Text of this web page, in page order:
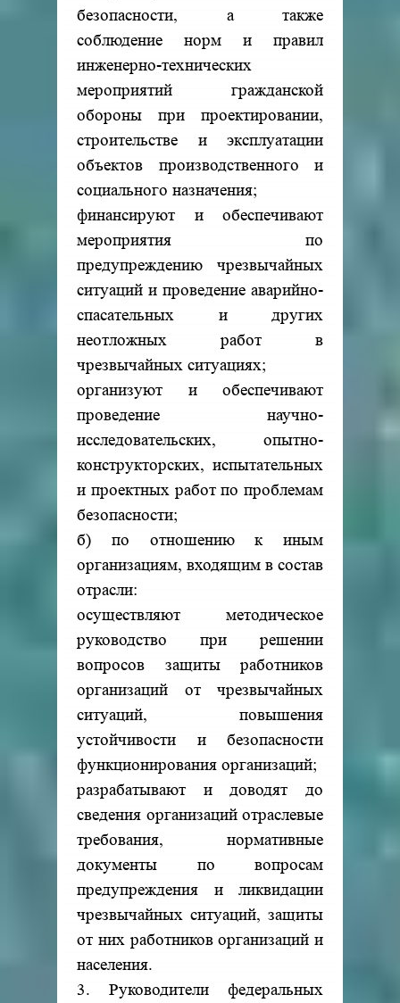
безопасности, а также
соблюдение норм и правил
инженерно-технических
мероприятий гражданской
обороны при проектировании,
строительстве и эксплуатации
объектов производственного и
социального назначения;
финансируют и обеспечивают
мероприятия по
предупреждению чрезвычайных
ситуаций и проведение аварийно-
спасательных и других
неотложных работ в
чрезвычайных ситуациях;
организуют и обеспечивают
проведение научно-
исследовательских, опытно-
конструкторских, испытательных
и проектных работ по проблемам
безопасности;
б) по отношению к иным
организациям, входящим в состав
отрасли:
осуществляют методическое
руководство при решении
вопросов защиты работников
организаций от чрезвычайных
ситуаций, повышения
устойчивости и безопасности
функционирования организаций;
разрабатывают и доводят до
сведения организаций отраслевые
требования, нормативные
документы по вопросам
предупреждения и ликвидации
чрезвычайных ситуаций, защиты
от них работников организаций и
населения.
3. Руководители федеральных